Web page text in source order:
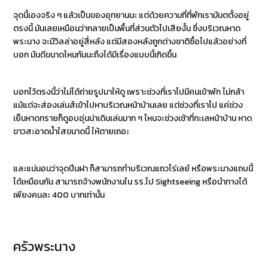
จุดนี้เองจริง ๆ แล้วเป็นของอุทยานนะ แต่ด้วยความที่ที่พักเรามันตตั้งอยู่
ตรงนี้ มันเลยเหมือนว่ากลายเป็นพื้นที่ส่วนตัวไปเสียงั้น ซึ่งบริเวณหาด
พระนาง จะมีวิลล่าอยู่สี่หลัง แต่มีสองหลังถูกต่างชาติซื้อไปแล้วอย่างที่
บอก มันดีขนาดไหนกันนะถึงได้มีเรื่องแบบนี้เกิดขึ้น
บอกไว้ตรงนี้ว่าไม่ได้ถ่ายรูปมาให้ดู เพราะช่วงที่เราไปมีคนเข้าพัก ไม่กล้า
แม้แต่จะส่องเล่นส์เข้าไปหาบริเวณหน้าบ้านเลย แต่ช่วงที่เราไป แค่ช่วง
เย็นหาดทรายก็ดูอบอุ่นน่าเดินเล่นมาก ๆ ไหนจะช่วงเช้าที่ทะเลหน้าบ้าน หาด
ขาวสะอาดน้ำใสขนาดนี้ ให้ตายเถอะ
และแน่นอนว่าจุดปีนฝา ก็สามารถทำบริเวณแถวไร่เลย์ หรือพระนางแถบนี้
ได้เหมือนกัน สามารถจ้างพนักงานใน รร.ไป Sightseeing หรือนำทางได้
เพียงคนละ 400 บาทเท่านั้น
ครัวพระนาง